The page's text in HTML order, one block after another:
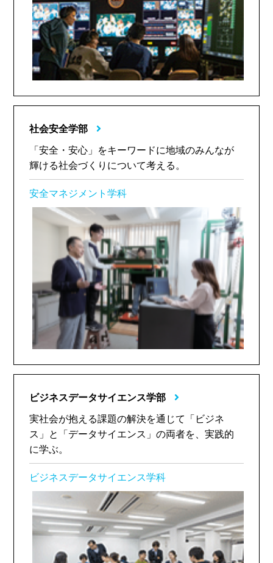
社会安全学部
「安全・安心」をキーワードに地域のみんなが
輝ける社会づくりについて考える。
安全マネジメント学科
ビジネスデータサイエンス学部
実社会が抱える課題の解決を通じて「ビジネ
ス」と「データサイエンス」の両者を、実践的
に学ぶ。
ビジネスデータサイエンス学科